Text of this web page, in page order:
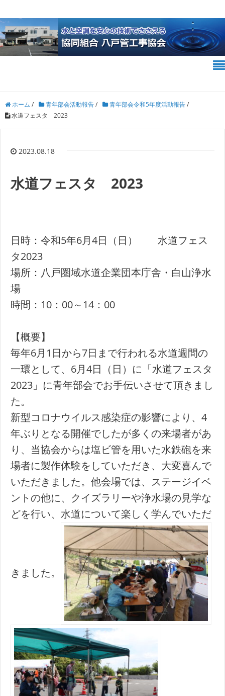
ホーム / 青年部会活動報告/ 青年部会令和5年度活動報告/
水道フェスタ 2023
2023.08.18
水道フェスタ 2023
日時：令和5年6月4日（日） 水道フェス
タ2023
場所：八戸圏域水道企業団本庁舎・白山浄水
場
時間：10：00～14：00
【概要】
毎年6月1日から7日まで行われる水道週間の
一環として、6月4日（日）に「水道フェスタ
2023」に青年部会でお手伝いさせて頂きまし
た。
新型コロナウイルス感染症の影響により、4
年ぶりとなる開催でしたが多くの来場者があ
り、当協会からは塩ビ管を用いた水鉄砲を来
場者に製作体験をしていただき、大変喜んで
いただきました。他会場では、ステージイベ
ントの他に、クイズラリーや浄水場の見学な
どを行い、水道について楽しく学んでいただ
きました。